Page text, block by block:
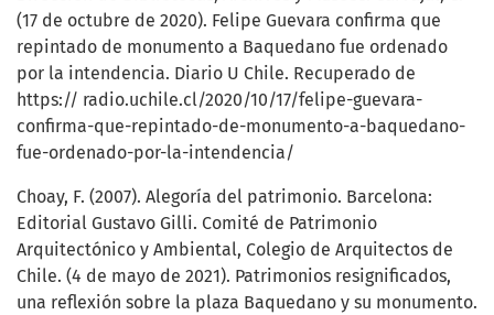
(17 de octubre de 2020). Felipe Guevara confirma que
repintado de monumento a Baquedano fue ordenado
por la intendencia. Diario U Chile. Recuperado de
https:// radio.uchile.cl/2020/10/17/felipe-guevara-
confirma-que-repintado-de-monumento-a-baquedano-
fue-ordenado-por-la-intendencia/
Choay, F. (2007). Alegoría del patrimonio. Barcelona:
Editorial Gustavo Gilli. Comité de Patrimonio
Arquitectónico y Ambiental, Colegio de Arquitectos de
Chile. (4 de mayo de 2021). Patrimonios resignificados,
una reflexión sobre la plaza Baquedano y su monumento.